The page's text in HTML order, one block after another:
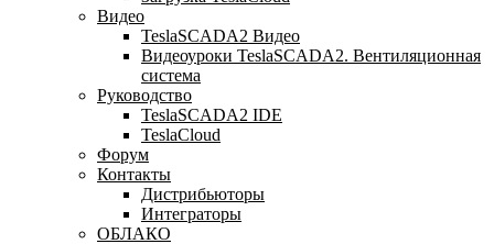
Видео
TeslaSCADA2 Видео
Видеоуроки TeslaSCADA2. Вентиляционная
система
Руководство
TeslaSCADA2 IDE
TeslaCloud
Форум
Контакты
Дистрибьюторы
Интеграторы
ОБЛАКО